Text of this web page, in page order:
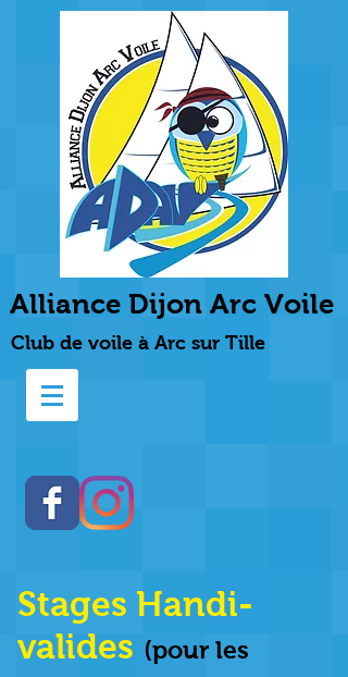
Alliance Dijon Arc Voile
Club de voile à Arc sur Tille
Stages Handi-
valides (pour les